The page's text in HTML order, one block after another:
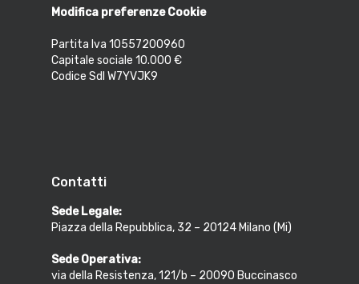
Modifica preferenze Cookie
Partita Iva 10557200960
Capitale sociale 10.000 €
Codice SdI W7YVJK9
Contatti
Sede Legale:
Piazza della Repubblica, 32 – 20124 Milano (Mi)
Sede Operativa:
via della Resistenza, 121/b – 20090 Buccinasco